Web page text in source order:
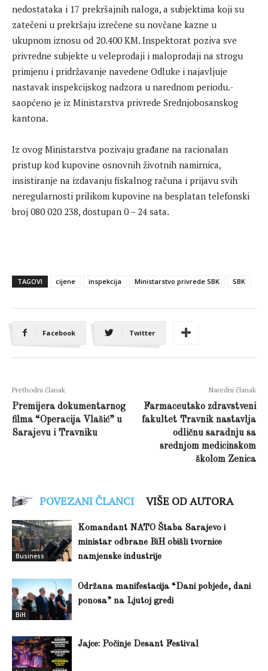
nedostataka i 17 prekršajnih naloga, a subjektima koji su
zatečeni u prekršaju izrečene su novčane kazne u
ukupnom iznosu od 20.400 KM. Inspektorat poziva sve
privredne subjekte u veleprodaji i maloprodaji na strogu
primjenu i pridržavanje navedene Odluke i najavljuje
nastavak inspekcijskog nadzora u narednom periodu.-
saopćeno je iz Ministarstva privrede Srednjobosanskog
kantona.
Iz ovog Ministarstva pozivaju građane na racionalan
pristup kod kupovine osnovnih životnih namirnica,
insistiranje na izdavanju fiskalnog računa i prijavu svih
neregularnosti prilikom kupovine na besplatan telefonski
broj 080 020 238, dostupan 0 – 24 sata.
TAGOVI cijene inspekcija Ministarstvo privrede SBK SBK
Facebook Twitter
Prethodni članak
Premijera dokumentarnog
filma “Operacija Vlašić” u
Sarajevu i Travniku
Naredni članak
Farmaceutsko zdravstveni
fakultet Travnik nastavlja
odličnu saradnju sa
srednjom medicinskom
školom Zenica
POVEZANI ČLANCI VIŠE OD AUTORA
Business
Komandant NATO Štaba Sarajevo i
ministar odbrane BiH obišli tvornice
namjenske industrije
BiH
Održana manifestacija “Dani pobjede, dani
ponosa” na Ljutoj gredi
Jajce: Počinje Desant Festival